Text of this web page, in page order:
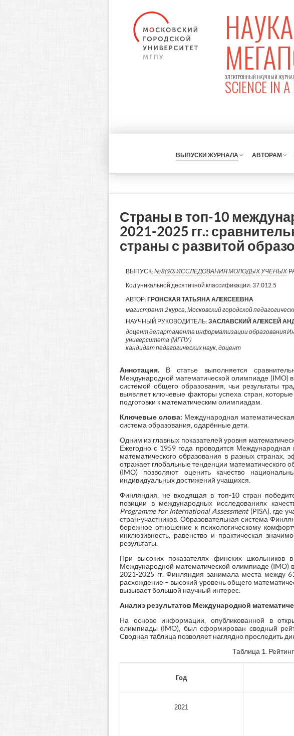
ЭЛЕКТРОННЫЙ НАУЧНЫЙ
SCIENCE IN
ВЫПУСКИ ЖУРНАЛА АВТОРАМ
Страны в топ‑10
2021-2025 гг.:
страны с развитой
ВЫПУСК:№8(90) ИССЛЕДОВАНИЯ МОЛОДЫХ УЧЕНЫХ
Код уникальной десятичной классификации: 37.012.5
АВТОР: ГРОНСКАЯ ТАТЬЯНА АЛЕКСЕЕВНА
магистрант 2 курса, Московский городской
НАУЧНЫЙ РУКОВОДИТЕЛЬ:ЗАСЛАВСКИЙ АЛЕКСЕЙ
доцент департамента информатизации образования
университета (МГПУ)
кандидат педагогических наук, доцент
Аннотация. В статье выполняется
Международной математической олимпиаде (IMO)
системой общего образования, чьи результаты
выявляет ключевые факторы успеха стран,
подготовки к математическим олимпиадам.
Ключевые слова: Международная
система образования, одарённые дети.
Одним из главных показателей уровня
Ежегодно с 1959 года проводится
математического образования в разных
отражает глобальные тенденции математического
(IMO) позволяют оценить качество
индивидуальных достижений учащихся.
Финляндия, не входящая в топ-10 стран
позиции в международных исследованиях
Programme for International Assessment(PISA), где
стран-участников. Образовательная система
бережное отношение к психологическому
инклюзивность, равенство и практическая
результаты.
При высоких показателях финских школьников в
Международной математической олимпиаде (IMO)
2021-2025 гг. Финляндия занимала места между
расхождение – высокий уровень общего
вызывает большой научный интерес.
Анализ результатов Международной
На основе информации, опубликованной в
олимпиады (IMO), был сформирован сводный
Сводная таблица позволяет наглядно проследить
Таблица 1.
Год
2021